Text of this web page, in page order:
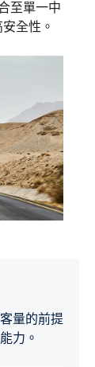
至單一中
全性。
量的前提
力。